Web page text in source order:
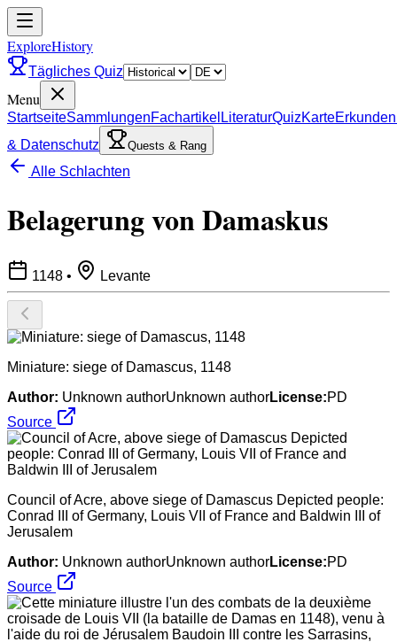
ExploreHistory
Tägliches Quiz
Menu
StartseiteSammlungenFachartikel LiteraturQuizKarteErkunden
& Datenschutz
Quests & Rang
Alle Schlachten
Belagerung von Damaskus
1148 • Levante
Miniature: siege of Damascus, 1148
Author: Unknown authorUnknown authorLicense:PD
Source
Council of Acre, above siege of Damascus Depicted people:
Conrad III of Germany, Louis VII of France and Baldwin III of
Jerusalem
Author: Unknown authorUnknown authorLicense:PD
Source